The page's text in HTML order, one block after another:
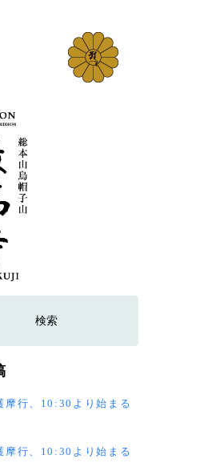
摩行、10:30より始まる
摩行、10:30より始まる